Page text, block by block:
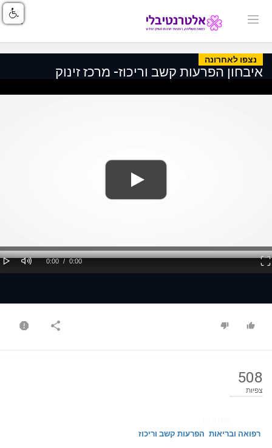
נצפו לאחרונה
איבחון הפרעות קשב וריכוז- מרכז זינוק
Mute
Current
0:00 /
Duration
0:00
Fullscreen
508
צפיות
רפואה ובריאות הפרעות קשב וריכוז